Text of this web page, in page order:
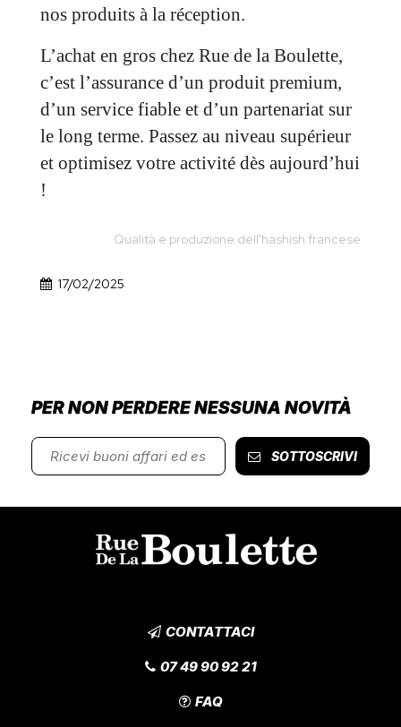
nos produits à la réception.
L’achat en gros chez Rue de la Boulette,
c’est l’assurance d’un produit premium,
d’un service fiable et d’un partenariat sur
le long terme. Passez au niveau supérieur
et optimisez votre activité dès aujourd’hui
!
Qualità e produzione dell'hashish francese
17/02/2025
PER NON PERDERE NESSUNA NOVITÀ
SOTTOSCRIVI
CONTATTACI
07 49 90 92 21
FAQ